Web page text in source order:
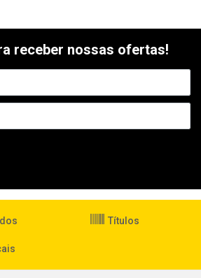
receber nossas ofertas!
Títulos